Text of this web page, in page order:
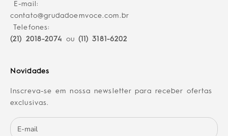
E-mail:
contato@grudadoemvoce.com.br
Telefones:
(21) 2018-2074
ou (11) 3181-6202
Novidades
Inscreva-se em nossa newsletter para receber ofertas
exclusivas.